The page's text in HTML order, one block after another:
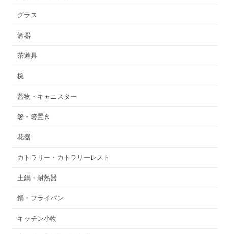
グラス
酒器
茶道具
椀
蓋物・キャニスター
箸・箸置き
花器
カトラリー・カトラリーレスト
土鍋・耐熱器
鍋・フライパン
キッチン小物